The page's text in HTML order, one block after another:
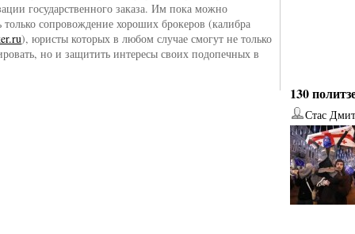
от Ирина
государственного заказа. Им пока можно
только сопровождение хороших брокеров (калибра
), юристы которых в любом случае смогут не только
но и защитить интересы своих подопечных в
130
Стас